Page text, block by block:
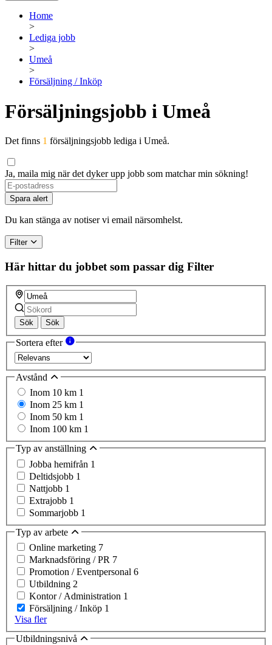
Home
>
Lediga jobb
>
Umeå
>
Försäljning / Inköp
Försäljningsjobb i Umeå
Det finns 1 försäljningsjobb lediga i Umeå.
Ja, maila mig när det dyker upp jobb som matchar min sökning!
Spara alert
Du kan stänga av notiser vi email närsomhelst.
Filter
Här hittar du jobbet som passar dig Filter
Sök Sök
Sortera efter
Avstånd
Inom 10 km 1
Inom 25 km 1
Inom 50 km 1
Inom 100 km 1
Typ av anställning
Jobba hemifrån 1
Deltidsjobb 1
Nattjobb 1
Extrajobb 1
Sommarjobb 1
Typ av arbete
Online marketing 7
Marknadsföring / PR 7
Promotion / Eventpersonal 6
Utbildning 2
Kontor / Administration 1
Försäljning / Inköp 1
Visa fler
Utbildningsnivå